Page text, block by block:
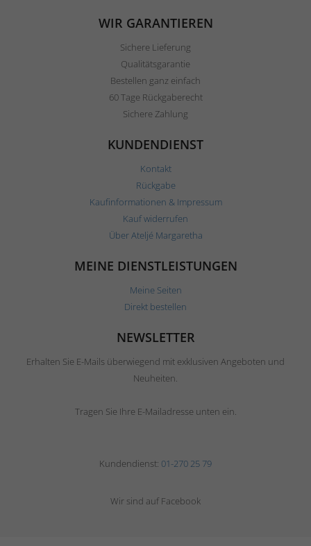
WIR GARANTIEREN
Sichere Lieferung
Qualitätsgarantie
Bestellen ganz einfach
60 Tage Rückgaberecht
Sichere Zahlung
KUNDENDIENST
Kontakt
Rückgabe
Kaufinformationen & Impressum
Kauf widerrufen
Über Ateljé Margaretha
MEINE DIENSTLEISTUNGEN
Meine Seiten
Direkt bestellen
NEWSLETTER
Erhalten Sie E-Mails überwiegend mit exklusiven Angeboten und
Neuheiten.
Tragen Sie Ihre E-Mailadresse unten ein.
Kundendienst: 01-270 25 79
Wir sind auf Facebook